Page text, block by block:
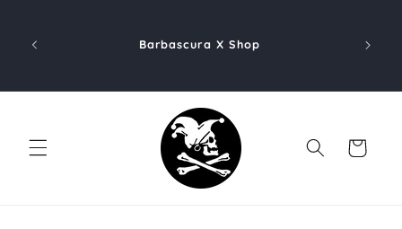
ai contenuti
Barbascura X Shop
Carrello